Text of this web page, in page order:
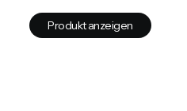
Produkt anzeigen